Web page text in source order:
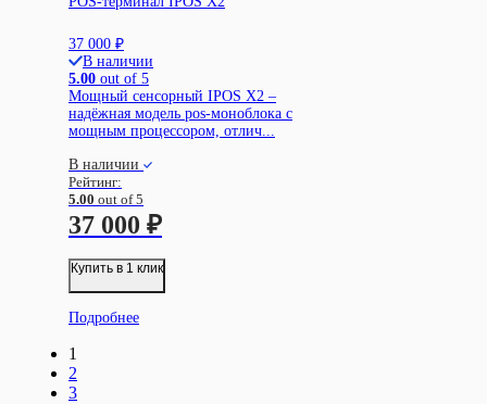
37 000 ₽
В наличии
5.00 out of 5
Мощный сенсорный IPOS X2 –
надёжная модель pos-моноблока с
мощным процессором, отлич...
В наличии
Рейтинг:
5.00 out of 5
37 000 ₽
Купить в 1 клик
Подробнее
1
2
3